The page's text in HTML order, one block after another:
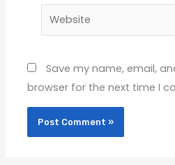
Website
Save my name, email,
browser for the next time I